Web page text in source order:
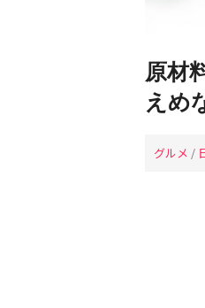
原材
えめ
グルメ /